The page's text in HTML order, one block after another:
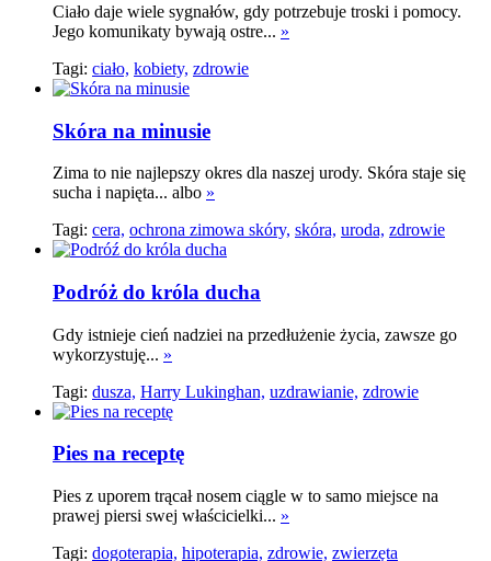
Ciało daje wiele sygnałów, gdy potrzebuje troski i pomocy.
Jego komunikaty bywają ostre... »
Tagi: ciało, kobiety, zdrowie
Skóra na minusie
Zima to nie najlepszy okres dla naszej urody. Skóra staje się
sucha i napięta... albo »
Tagi: cera, ochrona zimowa skóry, skóra, uroda, zdrowie
Podróż do króla ducha
Gdy istnieje cień nadziei na przedłużenie życia, zawsze go
wykorzystuję... »
Tagi: dusza, Harry Lukinghan, uzdrawianie, zdrowie
Pies na receptę
Pies z uporem trącał nosem ciągle w to samo miejsce na
prawej piersi swej właścicielki... »
Tagi: dogoterapia, hipoterapia, zdrowie, zwierzęta